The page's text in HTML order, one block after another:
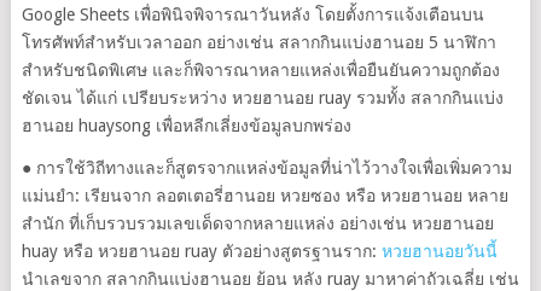
Google Sheets เพื่อพินิจพิจารณาวันหลัง โดยตั้งการแจ้งเตือนบน
โทรศัพท์สำหรับเวลาออก อย่างเช่น สลากกินแบ่งฮานอย 5 นาฬิกา
สำหรับชนิดพิเศษ และก็พิจารณาหลายแหล่งเพื่อยืนยันความถูกต้อง
ชัดเจน ได้แก่ เปรียบระหว่าง หวยฮานอย ruay รวมทั้ง สลากกินแบ่ง
ฮานอย huaysong เพื่อหลีกเลี่ยงข้อมูลบกพร่อง
● การใช้วิถีทางและก็สูตรจากแหล่งข้อมูลที่น่าไว้วางใจเพื่อเพิ่มความ
แม่นยำ: เรียนจาก ลอตเตอรี่ฮานอย หวยซอง หรือ หวยฮานอย หลาย
สํานัก ที่เก็บรวบรวมเลขเด็ดจากหลายแหล่ง อย่างเช่น หวยฮานอย
huay หรือ หวยฮานอย ruay ตัวอย่างสูตรฐานราก: หวยฮานอยวันนี้
นำเลขจาก สลากกินแบ่งฮานอย ย้อน หลัง ruay มาหาค่าถัวเฉลี่ย เช่น